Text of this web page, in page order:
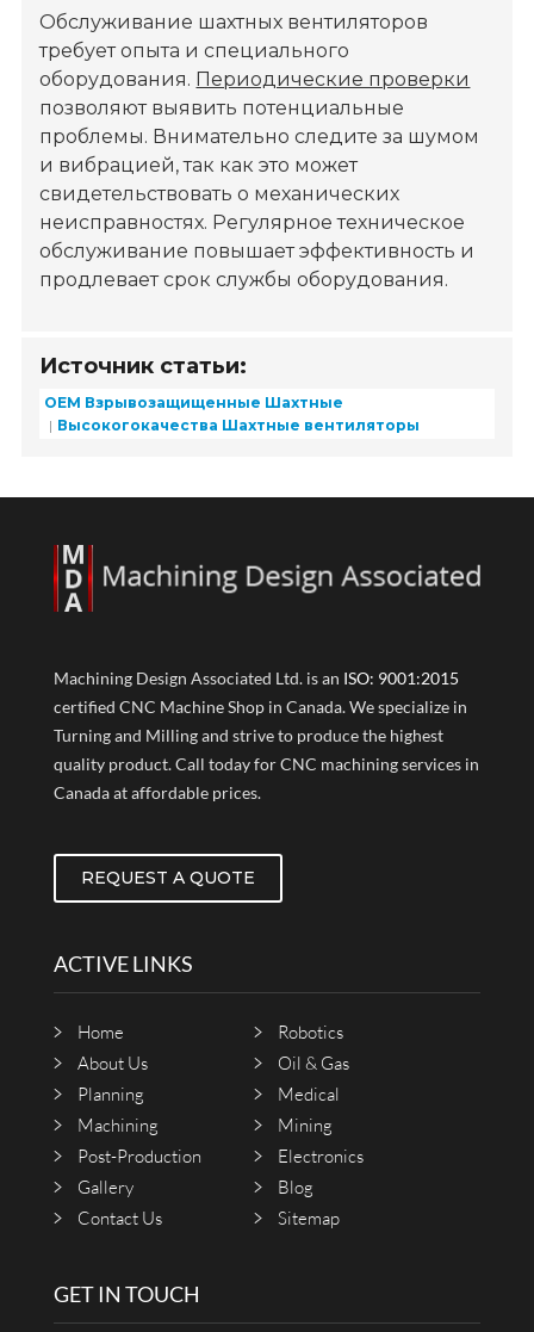
Обслуживание шахтных вентиляторов
требует опыта и специального
оборудования. Периодические проверки
позволяют выявить потенциальные
проблемы. Внимательно следите за шумом
и вибрацией, так как это может
свидетельствовать о механических
неисправностях. Регулярное техническое
обслуживание повышает эффективность и
продлевает срок службы оборудования.
Источник статьи:
OEM Взрывозащищенные Шахтные
Высокогокачества Шахтные вентиляторы
Machining Design Associated Ltd. is an ISO: 9001:2015
certified CNC Machine Shop in Canada. We specialize in
Turning and Milling and strive to produce the highest
quality product. Call today for CNC machining services in
Canada at affordable prices.
REQUEST A QUOTE
ACTIVE LINKS
Home
Robotics
About Us
Oil & Gas
Planning
Medical
Machining
Mining
Post-Production
Electronics
Gallery
Blog
Contact Us
Sitemap
GET IN TOUCH